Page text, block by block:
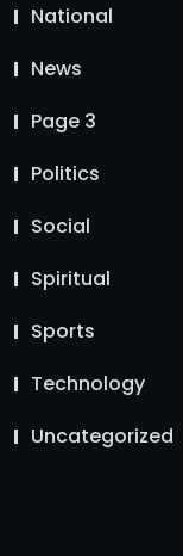
National
News
Page 3
Politics
Social
Spiritual
Sports
Technology
Uncategorized